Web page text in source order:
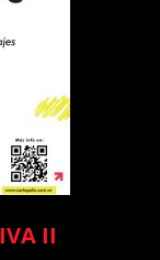
II